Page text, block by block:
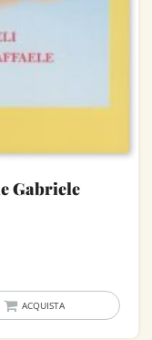
Gabriele
ACQUISTA